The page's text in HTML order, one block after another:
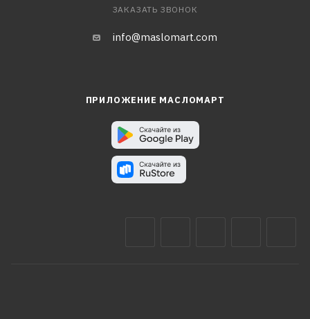
ЗАКАЗАТЬ ЗВОНОК
info@maslomart.com
ПРИЛОЖЕНИЕ МАСЛОМАРТ